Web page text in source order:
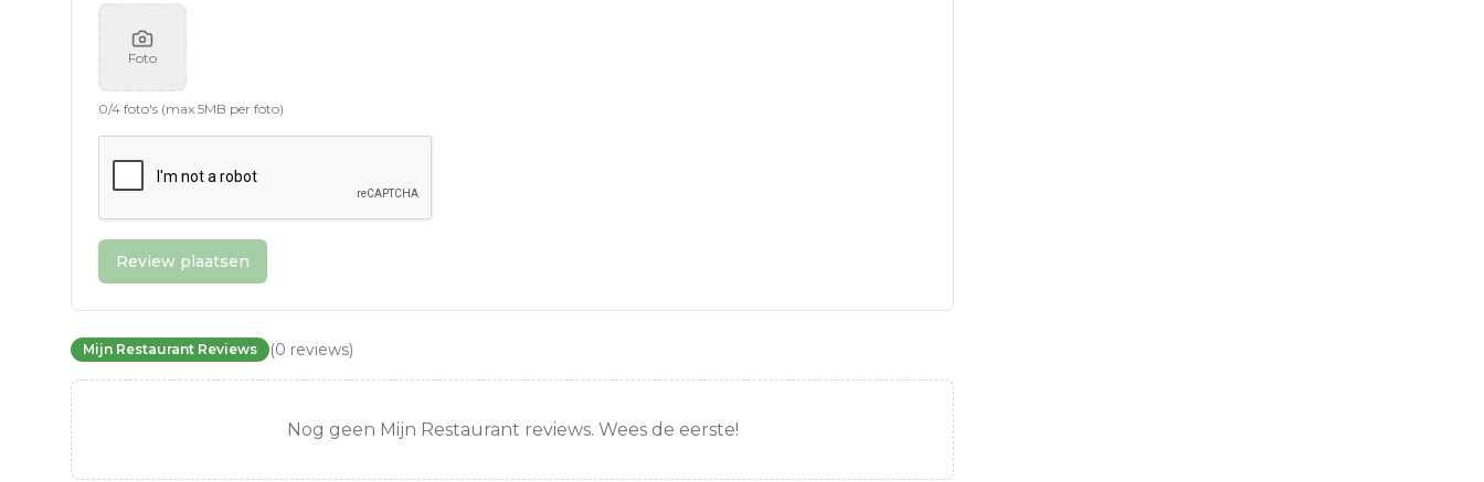
Foto
0/4 foto's (max 5MB per foto)
Review plaatsen
Mijn Restaurant Reviews (0 reviews)
Nog geen Mijn Restaurant reviews. Wees de eerste!